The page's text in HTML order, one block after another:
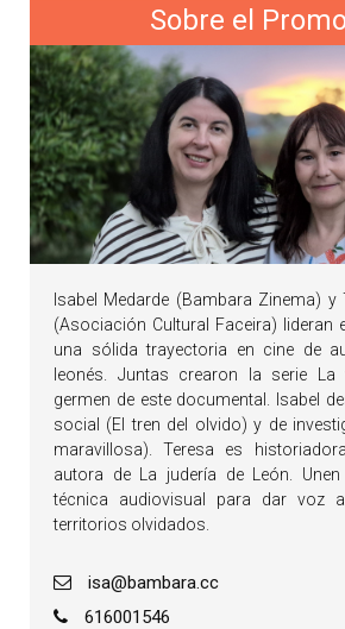
Sobre el
Isabel Medarde (Bambara Zinema) y
(Asociación Cultural Faceira) lideran
una sólida trayectoria en cine de
leonés. Juntas crearon la serie La
germen de este documental. Isabel
social (El tren del olvido) y de
maravillosa). Teresa es
autora de La judería de León.
técnica audiovisual para dar voz
territorios olvidados.
isa@bambara.cc
616001546